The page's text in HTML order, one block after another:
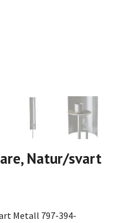
Natur/svart
Metall 797-394-